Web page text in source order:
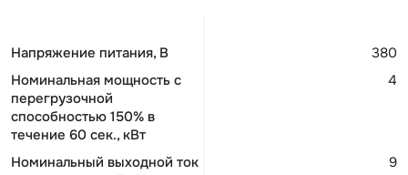
Напряжение питания, В
380
Номинальная мощность c
перегрузочной
способностью 150% в
течение 60 сек., кВт
4
Номинальный выходной ток
9